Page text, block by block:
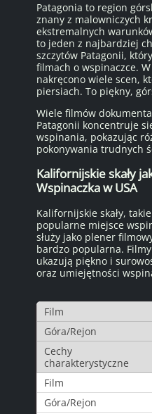
Patagonia to region
znany z malowniczych
ekstremalnych
to jeden z najbardziej
szczytów Patagonii,
filmach o wspinaczce.
nakręcono wiele scen,
piersiach. To piękny,
Wiele filmów
Patagonii koncentruje
wspinania, pokazując
pokonywania trudnych
Kalifornijskie skały
Wspinaczka w USA
Kalifornijskie skały,
popularne miejsce
służy jako plener
bardzo popularna.
ukazują piękno i
oraz umiejętności